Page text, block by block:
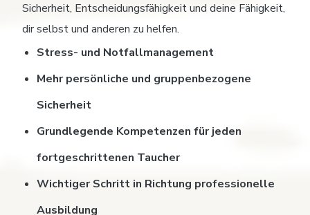
Sicherheit, Entscheidungsfähigkeit und deine Fähigkeit,
dir selbst und anderen zu helfen.
Stress- und Notfallmanagement
Mehr persönliche und gruppenbezogene
Sicherheit
Grundlegende Kompetenzen für jeden
fortgeschrittenen Taucher
Wichtiger Schritt in Richtung professionelle
Ausbildung